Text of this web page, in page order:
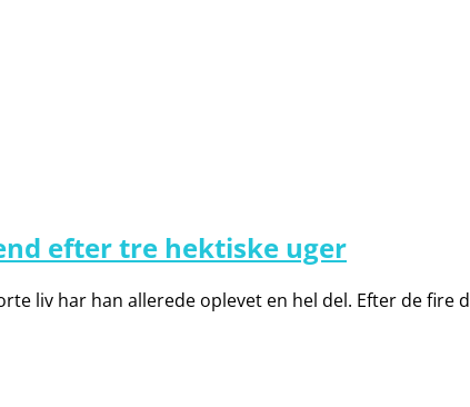
efter tre hektiske uger
liv har han allerede oplevet en hel del. Efter de